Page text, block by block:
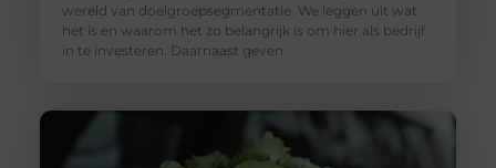
wereld van doelgroepsegmentatie. We leggen uit wat
het is en waarom het zo belangrijk is om hier als bedrijf
in te investeren. Daarnaast geven